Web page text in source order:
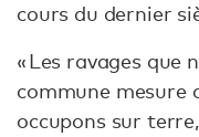
cours du dernier
« Les ravages que
commune mesure
occupons sur terre,